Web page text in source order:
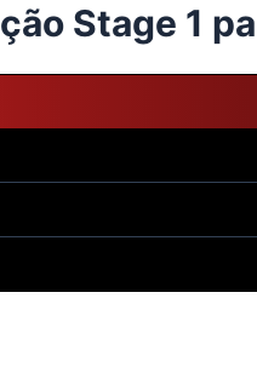
Stage 1